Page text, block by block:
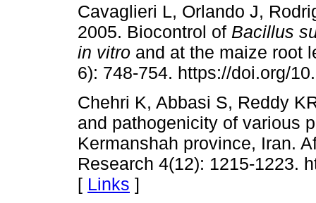
Cavaglieri L, Orlando J,
2005. Biocontrol of Bacillus
in vitro and at the maize root
6): 748-754. https://doi.org/
Chehri K, Abbasi S, Reddy
and pathogenicity of various
Kermanshah province, Iran.
Research 4(12): 1215-1223.
[ Links ]